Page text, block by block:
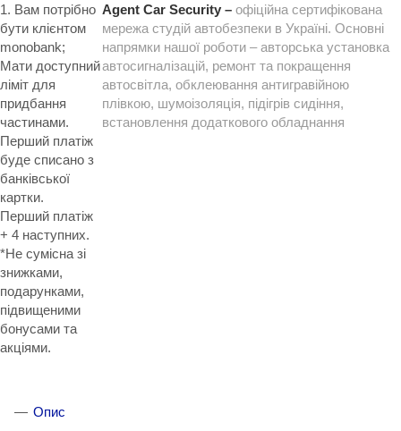
1. Вам потрібно
бути клієнтом
monobank;
Мати доступний
ліміт для
придбання
частинами.
Перший платіж
буде списано з
банківської
картки.
Перший платіж
+ 4 наступних.
*Не сумісна зі
знижками,
подарунками,
підвищеними
бонусами та
акціями.
Agent Car Security – офіційна сертифікована
мережа студій автобезпеки в Україні. Основні
напрямки нашої роботи – авторська установка
автосигналізацій, ремонт та покращення
автосвітла, обклеювання антигравійною
плівкою, шумоізоляція, підігрів сидіння,
встановлення додаткового обладнання
Опис